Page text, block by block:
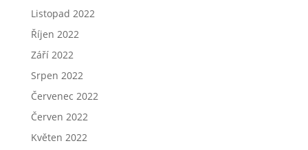
Listopad 2022
Říjen 2022
Září 2022
Srpen 2022
Červenec 2022
Červen 2022
Květen 2022